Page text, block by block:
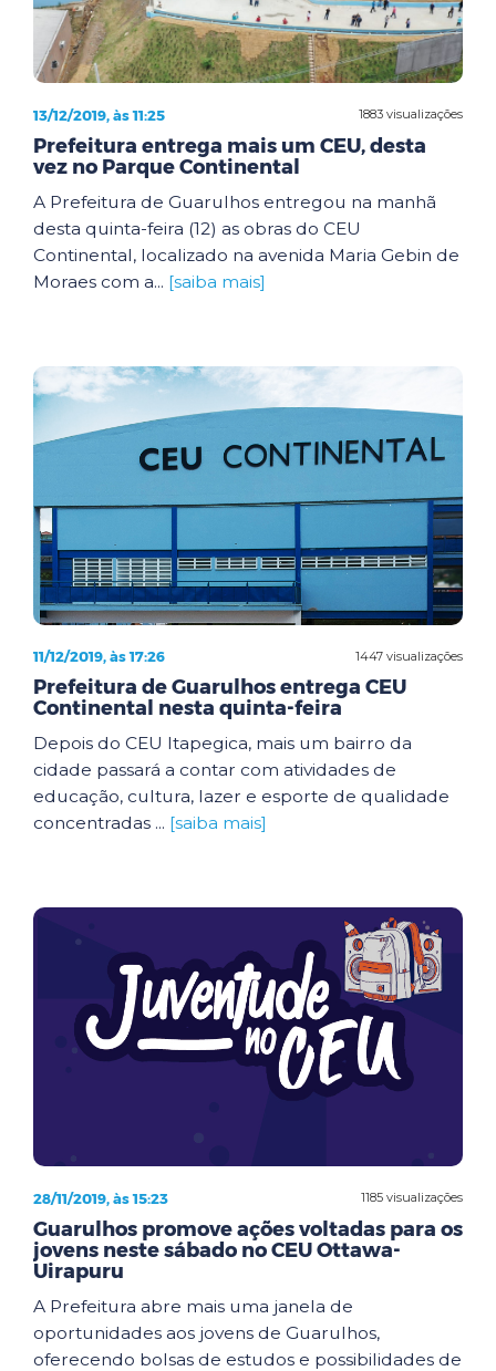
1883 visualizações
13/12/2019, às 11:25
Prefeitura entrega mais um CEU, desta
vez no Parque Continental
A Prefeitura de Guarulhos entregou na manhã
desta quinta-feira (12) as obras do CEU
Continental, localizado na avenida Maria Gebin de
Moraes com a... [saiba mais]
1447 visualizações
11/12/2019, às 17:26
Prefeitura de Guarulhos entrega CEU
Continental nesta quinta-feira
Depois do CEU Itapegica, mais um bairro da
cidade passará a contar com atividades de
educação, cultura, lazer e esporte de qualidade
concentradas ... [saiba mais]
1185 visualizações
28/11/2019, às 15:23
Guarulhos promove ações voltadas para os
jovens neste sábado no CEU Ottawa-
Uirapuru
A Prefeitura abre mais uma janela de
oportunidades aos jovens de Guarulhos,
oferecendo bolsas de estudos e possibilidades de